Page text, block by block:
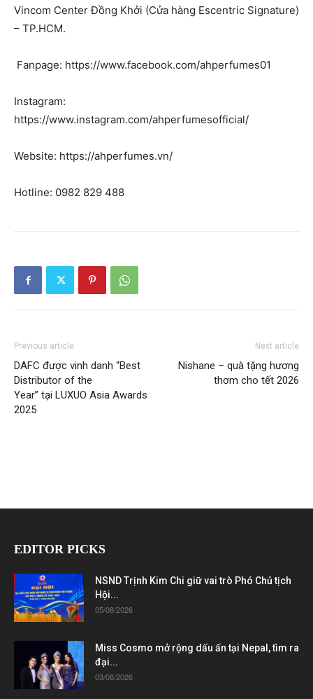
Vincom Center Đồng Khởi (Cửa hàng Escentric Signature)
– TP.HCM.
Fanpage: https://www.facebook.com/ahperfumes01
Instagram:
https://www.instagram.com/ahperfumesofficial/
Website: https://ahperfumes.vn/
Hotline: 0982 829 488
Previous article
DAFC được vinh danh “Best
Distributor of the
Year” tại LUXUO Asia Awards
2025
Next article
Nishane – quà tặng hương
thơm cho tết 2026
EDITOR PICKS
NSND Trịnh Kim Chi giữ vai trò Phó Chủ tịch
Hội...
05/08/2026
Miss Cosmo mở rộng dấu ấn tại Nepal, tìm ra
đại...
03/08/2026